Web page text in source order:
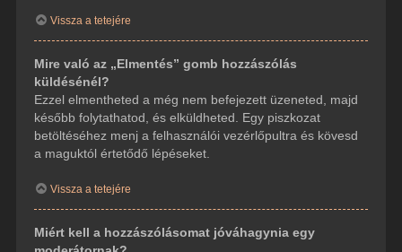
Vissza a tetejére
Mire való az „Elmentés” gomb hozzászólás
küldésénél?
Ezzel elmentheted a még nem befejezett üzeneted, majd
később folytathatod, és elküldheted. Egy piszkozat
betöltéséhez menj a felhasználói vezérlőpultra és kövesd
a maguktól értetődő lépéseket.
Vissza a tetejére
Miért kell a hozzászólásomat jóváhagynia egy